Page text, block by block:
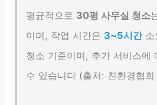
평균적으로 30평 사무실 청소
이며, 작업 시간은 3~5시간소
청소 기준이며, 추가 서비스에
수 있습니다 (출처: 친환경협